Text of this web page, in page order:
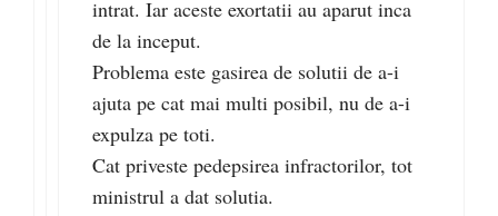
intrat. Iar aceste exortatii au aparut inca
de la inceput.
Problema este gasirea de solutii de a-i
ajuta pe cat mai multi posibil, nu de a-i
expulza pe toti.
Cat priveste pedepsirea infractorilor, tot
ministrul a dat solutia.